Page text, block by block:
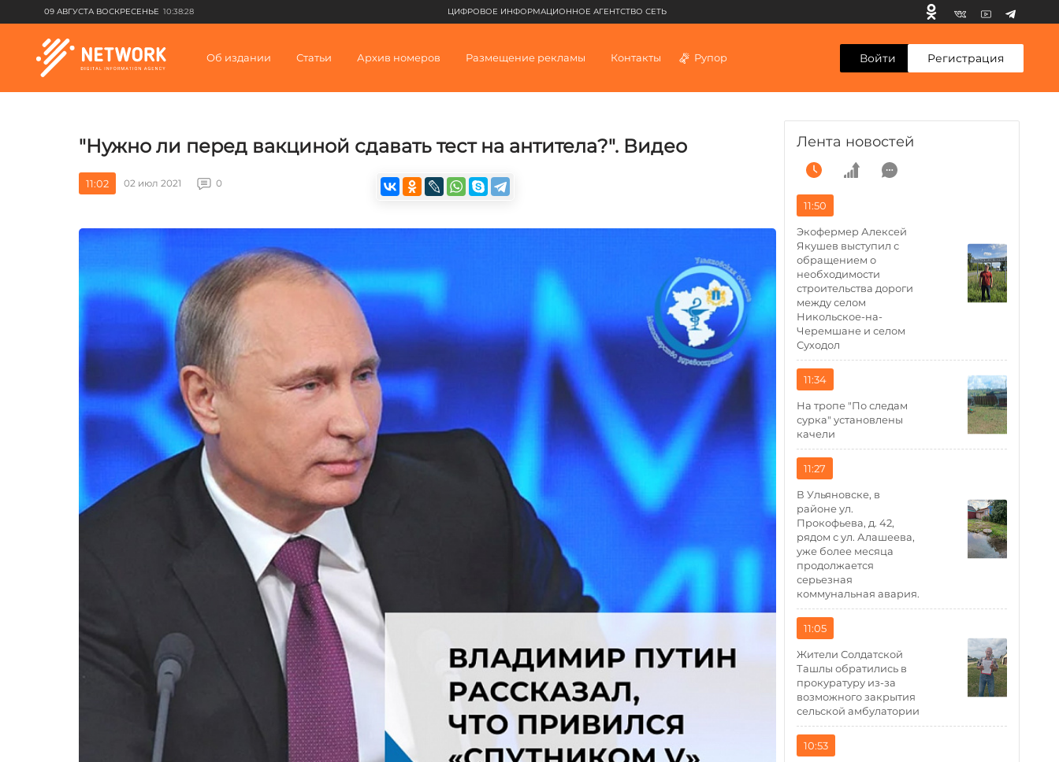
09 АВГУСТА ВОСКРЕСЕНЬЕ 10:38:28 ЦИФРОВОЕ ИНФОРМАЦИОННОЕ АГЕНТСТВО СЕТЬ
Об издании Статьи Архив номеров Размещение рекламы Контакты Рупор Войти Регистрация
"Нужно ли перед вакциной сдавать тест на антитела?". Видео
11:02 02 июл 2021 0
Лента новостей
11:50
Экофермер Алексей
Якушев выступил с
обращением о
необходимости
строительства дороги
между селом
Никольское-на-
Черемшане и селом
Суходол
11:34
На тропе "По следам
сурка" установлены
качели
11:27
В Ульяновске, в
районе ул.
Прокофьева, д. 42,
рядом с ул. Алашеева,
уже более месяца
продолжается
серьезная
коммунальная авария.
11:05
Жители Солдатской
Ташлы обратились в
прокуратуру из-за
возможного закрытия
сельской амбулатории
10:53